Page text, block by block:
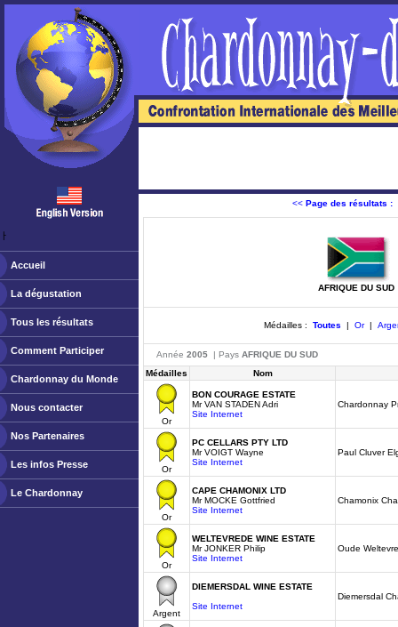
ￂﾠ
Accueil
La dégustation
Tous les résultats
Comment Participer
Chardonnay du Monde
Nous contacter
Nos Partenaires
Les infos Presse
Le Chardonnay
<< Page des résultats :
AFRIQUE DU SUD
Médailles : Toutes | Or|
Année 2005 | Pays AFRIQUE DU SUD
Médailles
Nom
Or
BON COURAGE ESTATE
Mr VAN STADEN Adri
Site Internet
Chardonnay
Or
PC CELLARS PTY LTD
Mr VOIGT Wayne
Site Internet
Paul Cluver
Or
CAPE CHAMONIX LTD
Mr MOCKE Gottfried
Site Internet
Chamonix
Or
WELTEVREDE WINE ESTATE
Mr JONKER Philip
Site Internet
Oude
Argent
DIEMERSDAL WINE ESTATE
Site Internet
Diemersdal